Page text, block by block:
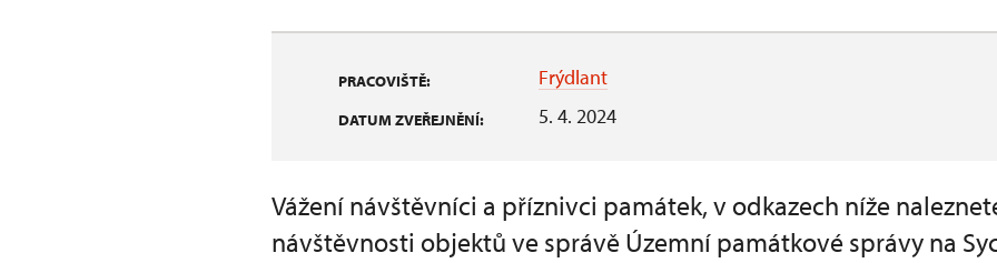
PRACOVIŠTĚ: Frýdlant
DATUM ZVEŘEJNĚNÍ: 5. 4. 2024
Vážení návštěvníci a příznivci památek, v odkazech níže
návštěvnosti objektů ve správě Územní památkové správy na